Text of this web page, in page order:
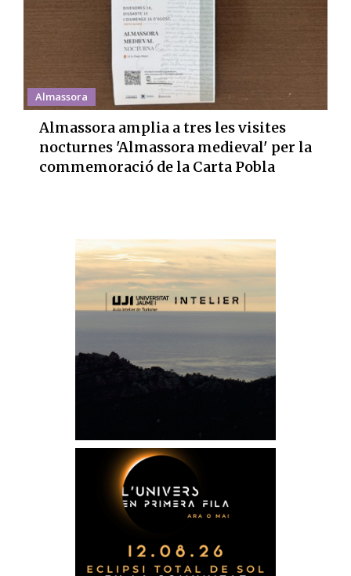
Almassora
Almassora amplia a tres les visites
nocturnes 'Almassora medieval' per la
commemoració de la Carta Pobla